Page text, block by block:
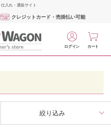
入れ・通販サイト
クレジットカード・売掛払い可能
ログイン カート
絞り込み